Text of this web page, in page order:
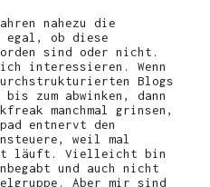
nahezu die
egal, ob diese
sind oder nicht.
interessieren. Wenn
Blogs
zum abwinken, dann
manchmal grinsen,
entnervt den
weil mal
läuft. Vielleicht bin
und auch nicht
Aber mir sind